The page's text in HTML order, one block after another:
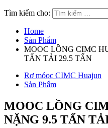
Tìm kiếm cho:
Home
Sản Phẩm
MOOC LỒNG CIMC
TẤN TẢI 29.5 TẤN
Rơ móoc CIMC Huajun
Sản Phẩm
MOOC LỒNG
NẶNG 9.5 TẤN